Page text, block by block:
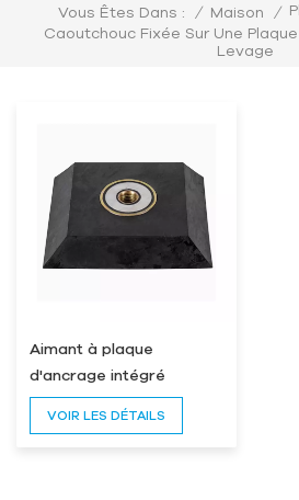
Vous Êtes Dans : / Maison /
Caoutchouc Fixée Sur Une
Levage
Aimant à plaque
d'ancrage intégré
VOIR LES DÉTAILS